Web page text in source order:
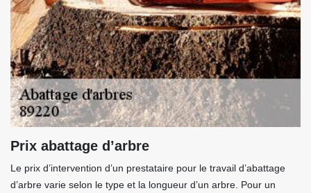
Prix abattage d’arbre
Le prix d’intervention d’un prestataire pour le travail d’abattage
d’arbre varie selon le type et la longueur d’un arbre. Pour un